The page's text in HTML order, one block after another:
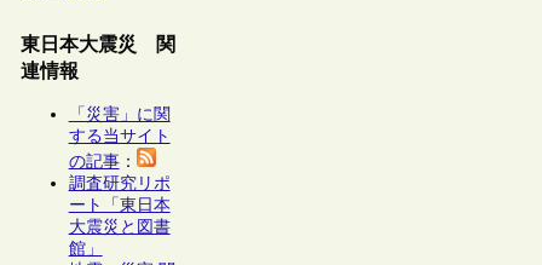
東日本大震災 関
連情報
「災害」に関
する当サイト
の記事：
調査研究リポ
ート「東日本
大震災と図書
館」